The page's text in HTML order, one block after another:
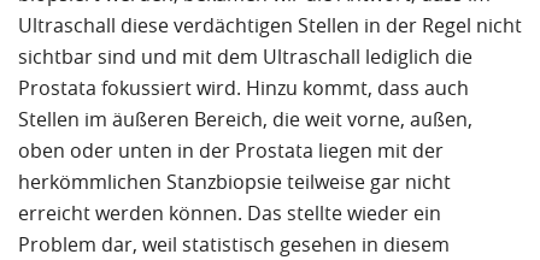
Ultraschall diese verdächtigen Stellen in der Regel nicht
sichtbar sind und mit dem Ultraschall lediglich die
Prostata fokussiert wird. Hinzu kommt, dass auch
Stellen im äußeren Bereich, die weit vorne, außen,
oben oder unten in der Prostata liegen mit der
herkömmlichen Stanzbiopsie teilweise gar nicht
erreicht werden können. Das stellte wieder ein
Problem dar, weil statistisch gesehen in diesem